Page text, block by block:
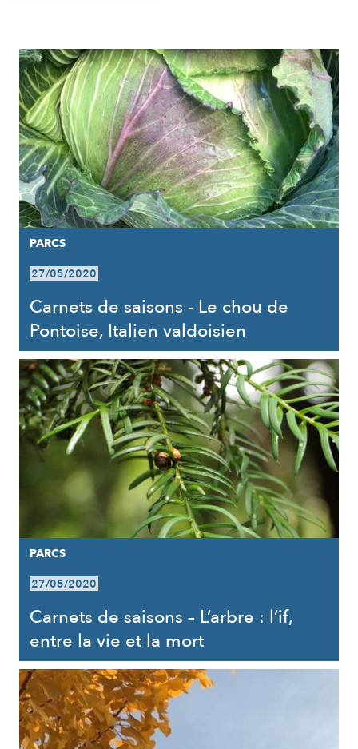
RÉSULTATS
PARCS
27/05/2020
Carnets de saisons - Le chou de
Pontoise, Italien valdoisien
PARCS
27/05/2020
Carnets de saisons – L’arbre : l’if,
entre la vie et la mort